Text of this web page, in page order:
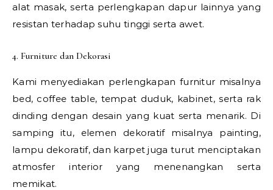
alat masak, serta perlengkapan dapur lainnya yang
resistan terhadap suhu tinggi serta awet.
4. Furniture dan Dekorasi
Kami menyediakan perlengkapan furnitur misalnya
bed, coffee table, tempat duduk, kabinet, serta rak
dinding dengan desain yang kuat serta menarik. Di
samping itu, elemen dekoratif misalnya painting,
lampu dekoratif, dan karpet juga turut menciptakan
atmosfer interior yang menenangkan serta
memikat.